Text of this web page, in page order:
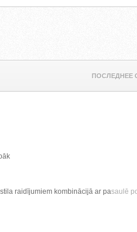
ПОСЛЕДНЕЕ
raidījumiem kombinācijā ar pasaulē